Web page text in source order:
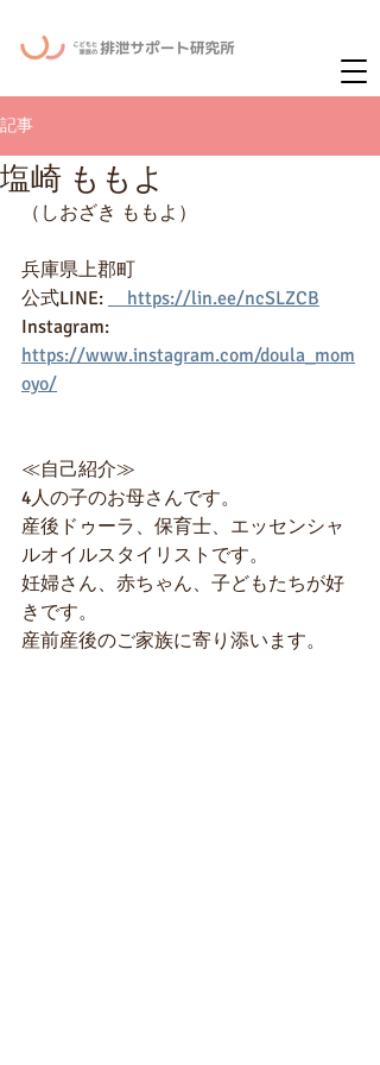
記事
塩崎 ももよ
（しおざき ももよ）
兵庫県上郡町
公式LINE:
https://lin.ee/ncSLZCB
Instagram:
https://www.instagram.com/doula_mom
oyo/
≪自己紹介≫
4人の子のお母さんです。
産後ドゥーラ、保育士、エッセンシャ
ルオイルスタイリストです。
妊婦さん、赤ちゃん、子どもたちが好
きです。
産前産後のご家族に寄り添います。